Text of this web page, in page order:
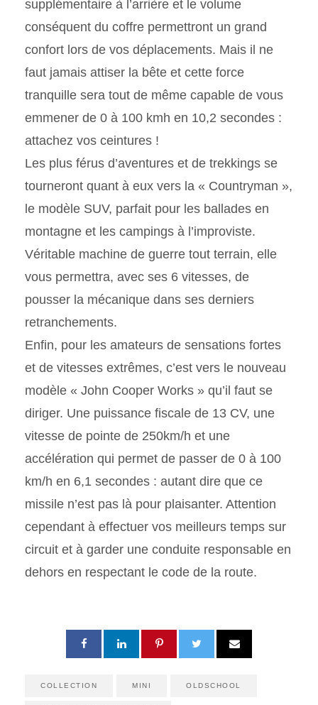
supplémentaire à l’arrière et le volume
conséquent du coffre permettront un grand
confort lors de vos déplacements. Mais il ne
faut jamais attiser la bête et cette force
tranquille sera tout de même capable de vous
emmener de 0 à 100 kmh en 10,2 secondes :
attachez vos ceintures !
Les plus férus d’aventures et de trekkings se
tourneront quant à eux vers la « Countryman »,
le modèle SUV, parfait pour les ballades en
montagne et les campings à l’improviste.
Véritable machine de guerre tout terrain, elle
vous permettra, avec ses 6 vitesses, de
pousser la mécanique dans ses derniers
retranchements.
Enfin, pour les amateurs de sensations fortes
et de vitesses extrêmes, c’est vers le nouveau
modèle « John Cooper Works » qu’il faut se
diriger. Une puissance fiscale de 13 CV, une
vitesse de pointe de 250km/h et une
accélération qui permet de passer de 0 à 100
km/h en 6,1 secondes : autant dire que ce
missile n’est pas là pour plaisanter. Attention
cependant à effectuer vos meilleurs temps sur
circuit et à garder une conduite responsable en
dehors en respectant le code de la route.
COLLECTION MINI OLDSCHOOL